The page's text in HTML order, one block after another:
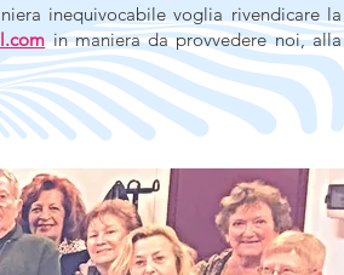
inequivocabile voglia rivendicare la
in maniera da provvedere noi, alla